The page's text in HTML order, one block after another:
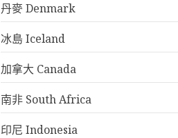
丹麥 Denmark
冰島 Iceland
加拿大 Canada
南非 South Africa
印尼 Indonesia